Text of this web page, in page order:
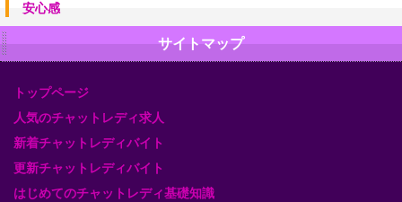
安心感
サイトマップ
トップページ
人気のチャットレディ求人
新着チャットレディバイト
更新チャットレディバイト
はじめてのチャットレディ基礎知識